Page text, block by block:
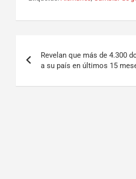
Revelan que más de 4.300
a su país en últimos 15